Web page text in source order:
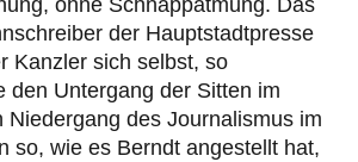
der Hauptstadtpresse
Kanzler sich selbst, so
den Untergang der Sitten im
Niedergang des Journalismus im
so, wie es Berndt angestellt hat,